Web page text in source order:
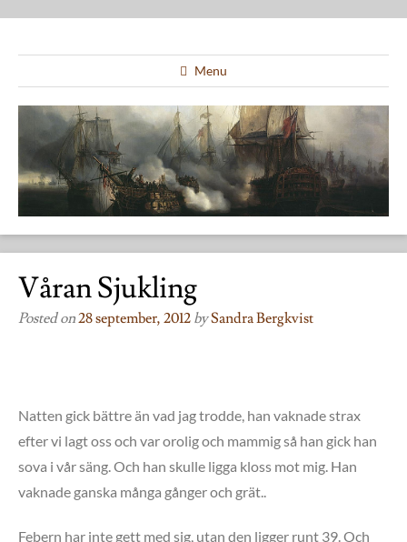
Menu
Våran Sjukling
Posted on28 september, 2012 bySandra Bergkvist
Natten gick bättre än vad jag trodde, han vaknade strax
efter vi lagt oss och var orolig och mammig så han gick han
sova i vår säng. Och han skulle ligga kloss mot mig. Han
vaknade ganska många gånger och grät..
Febern har inte gett med sig, utan den ligger runt 39. Och